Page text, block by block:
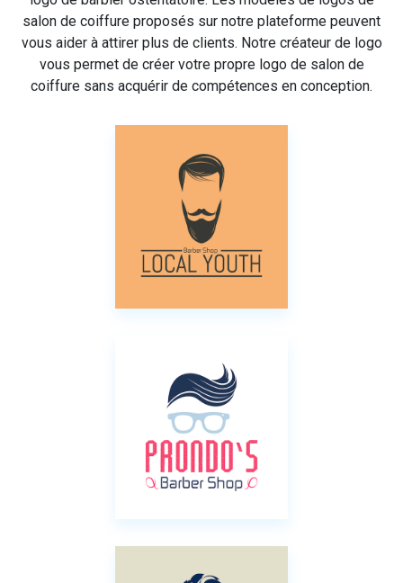
salon de coiffure proposés sur notre plateforme peuvent
vous aider à attirer plus de clients. Notre créateur de logo
vous permet de créer votre propre logo de salon de
coiffure sans acquérir de compétences en conception.